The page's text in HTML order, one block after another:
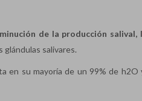
de la producción salival,
glándulas salivares.
en su mayoría de un 99% de h2O